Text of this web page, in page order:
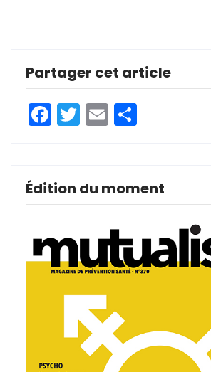
Partager cet article
Facebook
Twitter
Email
Édition du moment